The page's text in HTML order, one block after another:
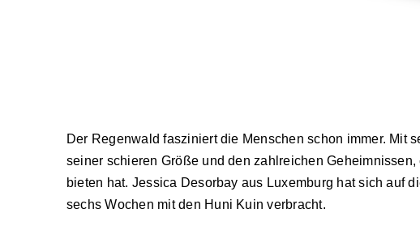
Der Regenwald fasziniert die Menschen schon immer. Mit
seiner schieren Größe und den zahlreichen
bieten hat. Jessica Desorbay aus Luxemburg hat sich auf
sechs Wochen mit den Huni Kuin verbracht.